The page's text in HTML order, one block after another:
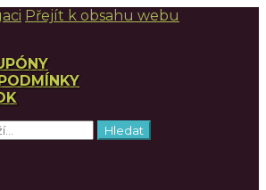
Přejít k obsahu webu
Hledat